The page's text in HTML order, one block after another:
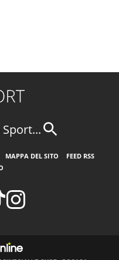
MAPPA DEL SITO
FEED RSS